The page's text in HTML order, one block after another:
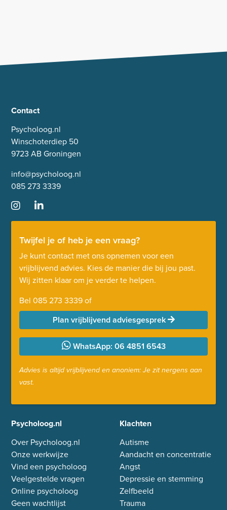
Contact
Psycholoog.nl
Winschoterdiep 50
9723 AB Groningen
info@psycholoog.nl
085 273 3339
Twijfel je of heb je een vraag?
Je kunt contact met ons opnemen voor een
vrijblijvend advies. Kies de manier die bij jou past.
Wij zitten klaar om je verder te helpen.
Bel 085 273 3339of
Plan vrijblijvend adviesgesprek
WhatsApp: 06 4851 6543
Advies is altijd vrijblijvend en anoniem: Je zit nergens aan
vast.
Psycholoog.nl
Over Psycholoog.nl
Onze werkwijze
Vind een psycholoog
Veelgestelde vragen
Online psycholoog
Geen wachtlijst
Klachten
Autisme
Aandacht en concentratie
Angst
Depressie en stemming
Zelfbeeld
Trauma